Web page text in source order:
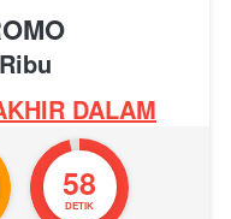
DALAM
57
DETIK